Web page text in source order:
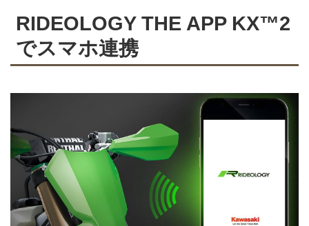
RIDEOLOGY THE APP KX™2
でスマホ連携